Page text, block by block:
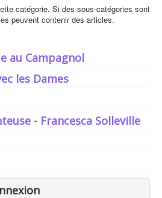
catégorie. Si des sous-catégories sont
peuvent contenir des articles.
au Campagnol
les Dames
- Francesca Solleville